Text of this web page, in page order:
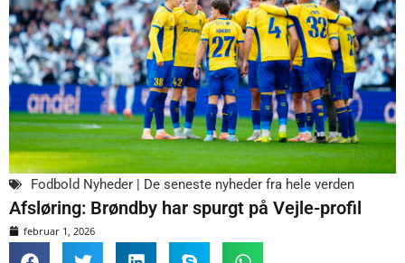
Fodbold Nyheder | De seneste nyheder fra hele verden
Afsløring: Brøndby har spurgt på Vejle-profil
februar 1, 2026